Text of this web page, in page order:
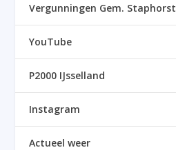
Vergunningen Gem. Staphorst
YouTube
P2000 IJsselland
Instagram
Actueel weer